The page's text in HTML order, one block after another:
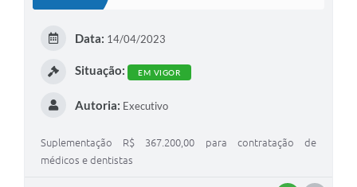
Data: 14/04/2023
Situação: EM VIGOR
Autoria: Executivo
Suplementação R$ 367.200,00 para contratação de
médicos e dentistas